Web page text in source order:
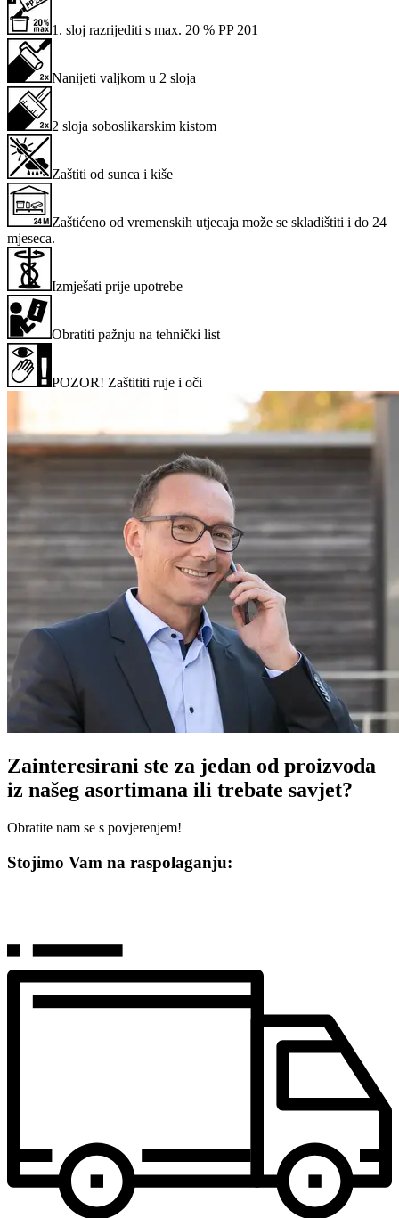
1. sloj razrijediti s max. 20 % PP 201
Nanijeti valjkom u 2 sloja
2 sloja soboslikarskim kistom
Zaštiti od sunca i kiše
Zaštićeno od vremenskih utjecaja može se skladištiti i do 24
mjeseca.
Izmješati prije upotrebe
Obratiti pažnju na tehnički list
POZOR! Zaštititi ruje i oči
Zainteresirani ste za jedan od proizvoda
iz našeg asortimana ili trebate savjet?
Obratite nam se s povjerenjem!
Stojimo Vam na raspolaganju: